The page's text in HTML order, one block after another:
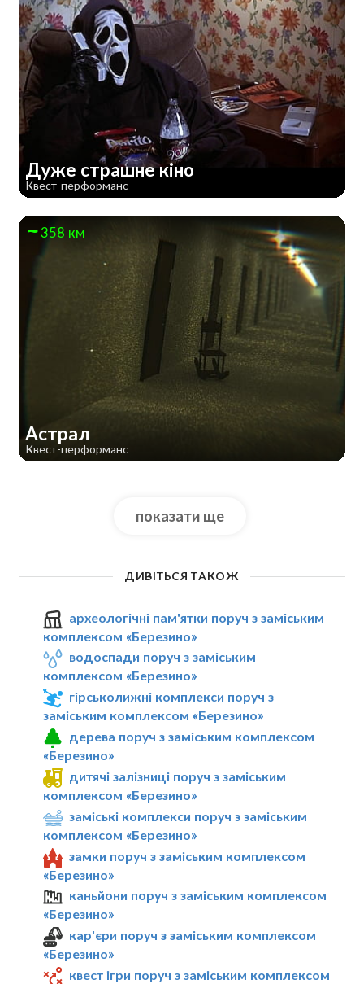
Дуже страшне кiно
Квест-перформанс
358 км
Астрал
Квест-перформанс
показати ще
ДИВІТЬСЯ ТАКОЖ
археологічні пам'ятки поруч з заміським
комплексом «Березино»
водоспади поруч з заміським
комплексом «Березино»
гірськолижні комплекси поруч з
заміським комплексом «Березино»
дерева поруч з заміським комплексом
«Березино»
дитячі залізниці поруч з заміським
комплексом «Березино»
заміські комплекси поруч з заміським
комплексом «Березино»
замки поруч з заміським комплексом
«Березино»
каньйони поруч з заміським комплексом
«Березино»
кар'єри поруч з заміським комплексом
«Березино»
квест ігри поруч з заміським комплексом